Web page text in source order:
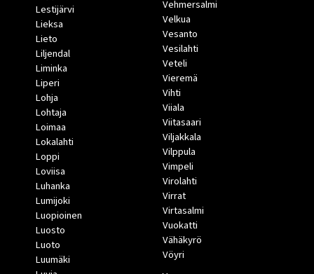
Lestijärvi
Lieksa
Lieto
Liljendal
Liminka
Liperi
Lohja
Lohtaja
Loimaa
Lokalahti
Loppi
Loviisa
Luhanka
Lumijoki
Luopioinen
Luosto
Luoto
Luumäki
Vehmersalmi
Velkua
Vesanto
Vesilahti
Veteli
Vieremä
Vihti
Viiala
Viitasaari
Viljakkala
Vilppula
Vimpeli
Virolahti
Virrat
Virtasalmi
Vuokatti
Vähäkyrö
Vöyri